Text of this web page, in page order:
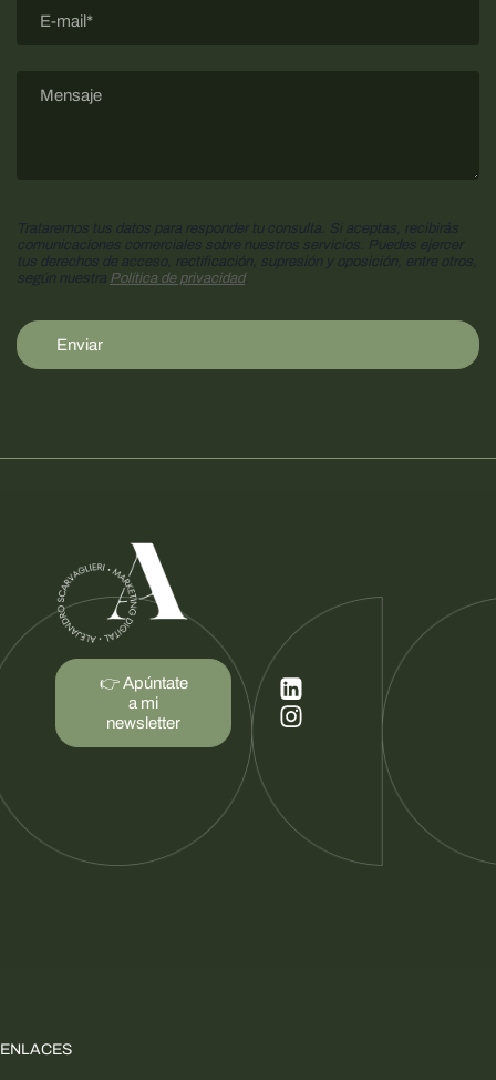
Trataremos tus datos para responder tu consulta. Si aceptas, recibirás
comunicaciones comerciales sobre nuestros servicios. Puedes ejercer
tus derechos de acceso, rectificación, supresión y oposición, entre otros,
según nuestra Política de privacidad.
Enviar
👉 Apúntate
a mi
newsletter
ENLACES